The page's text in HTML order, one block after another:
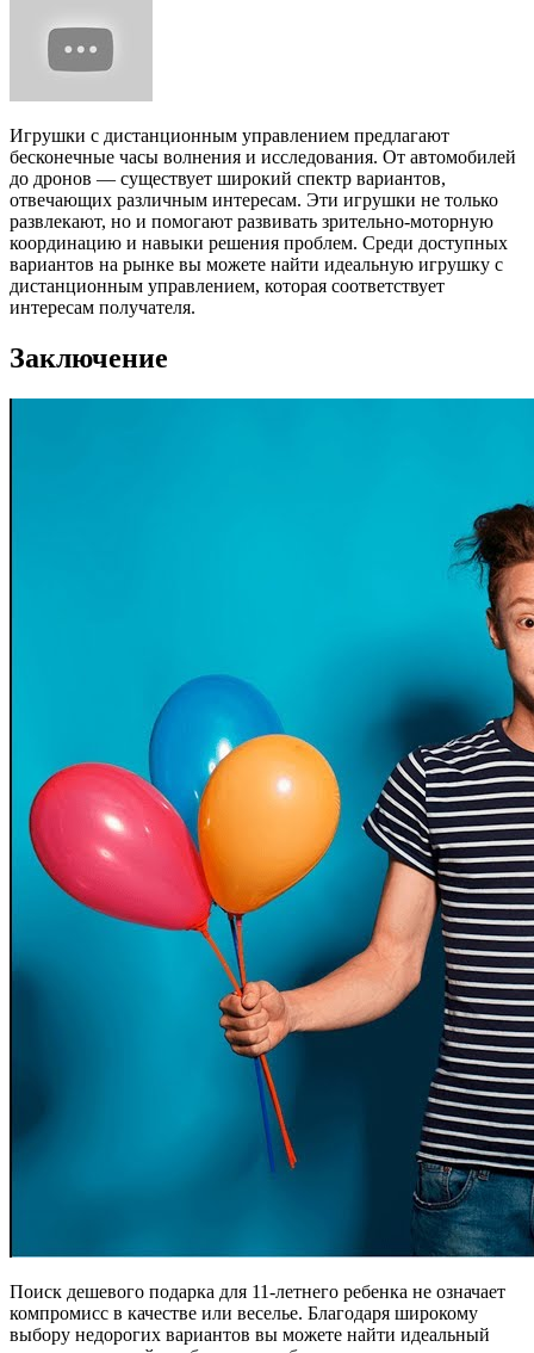
Игрушки с дистанционным управлением предлагают
бесконечные часы волнения и исследования. От автомобилей
до дронов — существует широкий спектр вариантов,
отвечающих различным интересам. Эти игрушки не только
развлекают, но и помогают развивать зрительно-моторную
координацию и навыки решения проблем. Среди доступных
вариантов на рынке вы можете найти идеальную игрушку с
дистанционным управлением, которая соответствует
интересам получателя.
Заключение
Поиск дешевого подарка для 11-летнего ребенка не означает
компромисс в качестве или веселье. Благодаря широкому
выбору недорогих вариантов вы можете найти идеальный